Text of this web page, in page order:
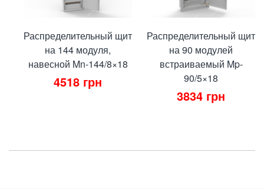
Распределительный щит
на 144 модуля,
навесной Mn-144/8×18
4518 грн
Распределительный щит
на 90 модулей
встраиваемый Mp-
90/5×18
3834 грн